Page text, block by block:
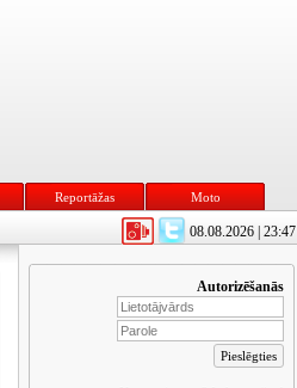
Reportāžas Moto
08.08.2026 | 23:47
Autorizēšanās